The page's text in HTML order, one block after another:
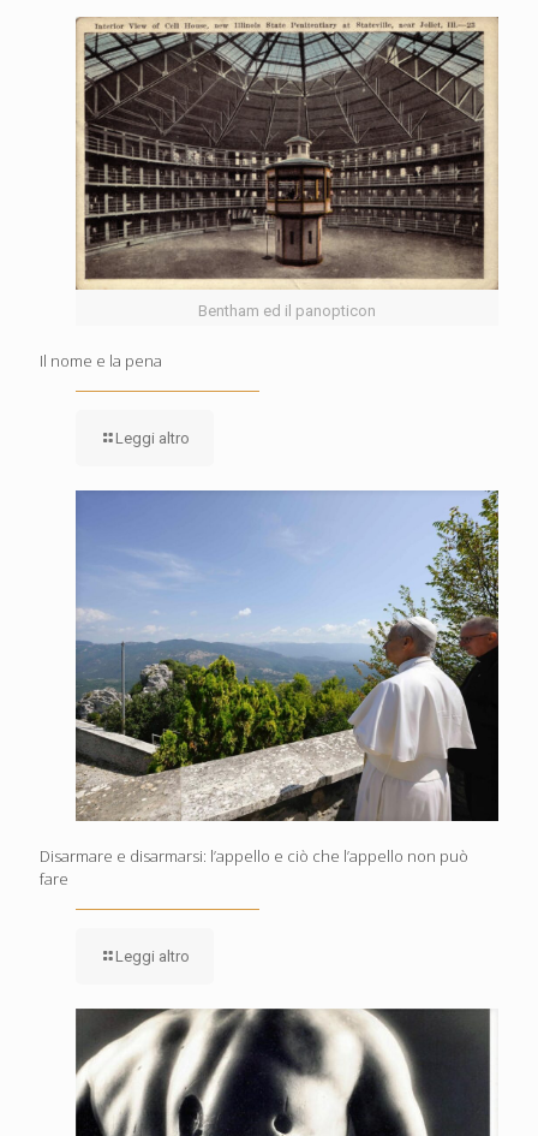
Bentham ed il panopticon
Il nome e la pena
Leggi altro
Disarmare e disarmarsi: l’appello e ciò che l’appello non può
fare
Leggi altro